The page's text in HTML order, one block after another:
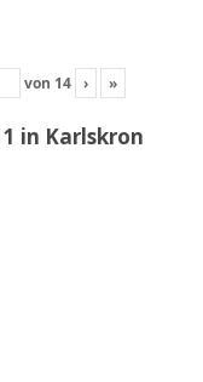
von 14 › »
in Karlskron